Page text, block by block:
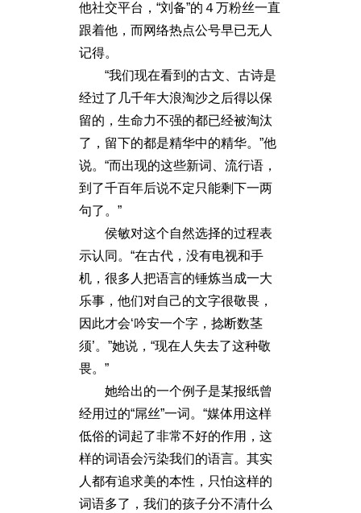
他社交平台，“刘备”的４万粉丝一直
跟着他，而网络热点公号早已无人
记得。
“我们现在看到的古文、古诗是
经过了几千年大浪淘沙之后得以保
留的，生命力不强的都已经被淘汰
了，留下的都是精华中的精华。”他
说。“而出现的这些新词、流行语，
到了千百年后说不定只能剩下一两
句了。”
侯敏对这个自然选择的过程表
示认同。“在古代，没有电视和手
机，很多人把语言的锤炼当成一大
乐事，他们对自己的文字很敬畏，
因此才会‘吟安一个字，捻断数茎
须’。”她说，“现在人失去了这种敬
畏。”
她给出的一个例子是某报纸曾
经用过的“屌丝”一词。“媒体用这样
低俗的词起了非常不好的作用，这
样的词语会污染我们的语言。其实
人都有追求美的本性，只怕这样的
词语多了，我们的孩子分不清什么